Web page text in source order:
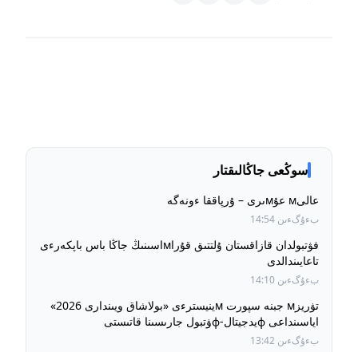
سوڭعى جاڭالىقتار
عالىм عۇмىرى – ۇرپاققا ءونەگە
بءۇگءىن 14:54
فۋتبولدان قازاقستان ۇلتتىق قۇراмاسىنىڭ جاڭا باس باپكەرءى
تاعايىندالدى
بءۇگءىن 14:10
تۋريزм جبنە سپورت мينيسترءى «بولاشاق ويىندارى 2026»
اياسىنداعى фيدجيتال-фۋتبول جارىسىنا قاتىستى
بءۇگءىن 13:42